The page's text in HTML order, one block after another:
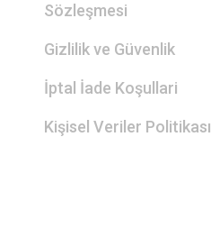
Sözleşmesi
Gizlilik ve Güvenlik
İptal İade Koşullari
Kişisel Veriler Politikası